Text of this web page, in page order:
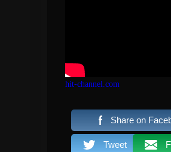
hit-channel.com
Share on
Tweet